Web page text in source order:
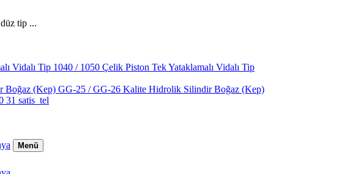
tip ...
1040 / 1050 Çelik Piston Tek Yataklamalı Vidalı Tip
GG-25 / GG-26 Kalite Hidrolik Silindir Boğaz (Kep)
31 satis_tel
Menü